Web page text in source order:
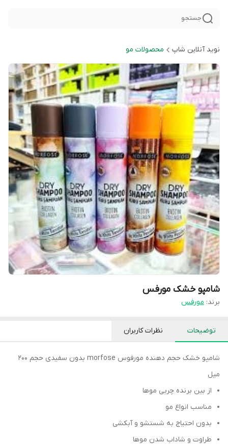
جستجو
نوید آنلاین شاپ محصولات مو
شامپو خشک مورفس
برند: مورفس
توضیحات نظرات کاربران
شامپو خشک حجم دهنده مورفوس morfose بدون سفیدی حجم ۲۰۰
میل
از بین برنده چربی موها
مناسب انواع مو
بدون احتیاج به شستشو و آبکشی
طراوت و شاداب شدن موها